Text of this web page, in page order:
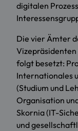
digitalen
Die vier Ämter
Vizepräsidenten
folgt besetzt:
Internationales
(Studium und
Organisation
Skornia (IT-
und